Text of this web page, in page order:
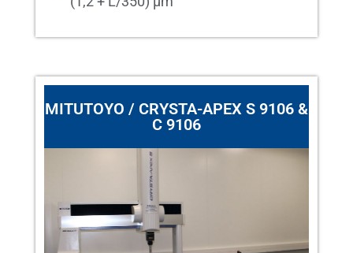
MITUTOYO / CRYSTA-APEX S 9106 &
C 9106